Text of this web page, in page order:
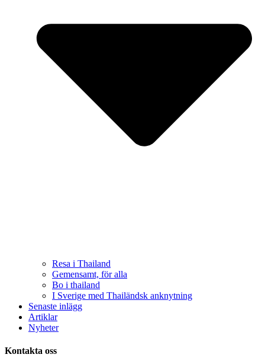
Resa i Thailand
Gemensamt, för alla
Bo i thailand
I Sverige med Thailändsk anknytning
Senaste inlägg
Artiklar
Nyheter
Kontakta oss